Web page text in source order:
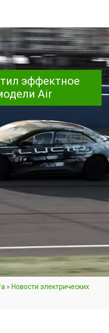
эффектное
Air
» Новости электрических